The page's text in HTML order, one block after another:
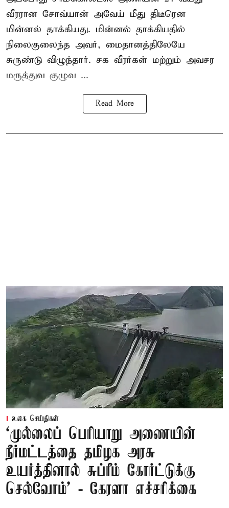
வீரரான சோவ்யான் அவேய் மீது திடீரென
மின்னல் தாக்கியது. மின்னல் தாக்கியதில்
நிலைகுலைந்த அவர், மைதானத்திலேயே
சுருண்டு விழுந்தார். சக வீரர்கள் மற்றும் அவசர
மருத்துவ குழுவ ...
Read More
உலக செய்திகள்
‘முல்லைப் பெரியாறு அணையின்
நீர்மட்டத்தை தமிழக அரசு
உயர்த்தினால் சுப்ரீம் கோர்ட்டுக்கு
செல்வோம்' - கேரளா எச்சரிக்கை